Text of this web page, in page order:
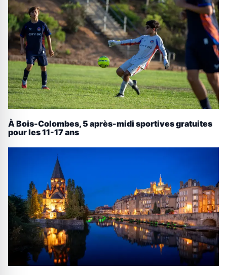
À Bois-Colombes, 5 après-midi sportives gratuites
pour les 11-17 ans